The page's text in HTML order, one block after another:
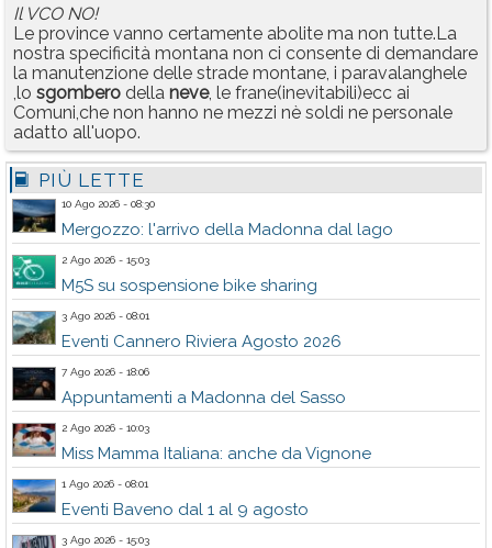
Il VCO NO!
Le province vanno certamente abolite ma non tutte.La
nostra specificità montana non ci consente di demandare
la manutenzione delle strade montane, i paravalanghele
,lo sgombero della neve, le frane(inevitabili)ecc ai
Comuni,che non hanno ne mezzi nè soldi ne personale
adatto all'uopo.
PIÙ LETTE
10 Ago 2026 - 08:30
Mergozzo: l'arrivo della Madonna dal lago
2 Ago 2026 - 15:03
M5S su sospensione bike sharing
3 Ago 2026 - 08:01
Eventi Cannero Riviera Agosto 2026
7 Ago 2026 - 18:06
Appuntamenti a Madonna del Sasso
2 Ago 2026 - 10:03
Miss Mamma Italiana: anche da Vignone
1 Ago 2026 - 08:01
Eventi Baveno dal 1 al 9 agosto
3 Ago 2026 - 15:03